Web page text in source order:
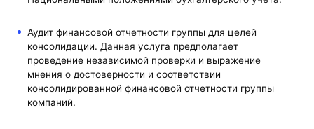
Аудит финансовой отчетности группы для целей
консолидации. Данная услуга предполагает
проведение независимой проверки и выражение
мнения о достоверности и соответствии
консолидированной финансовой отчетности группы
компаний.